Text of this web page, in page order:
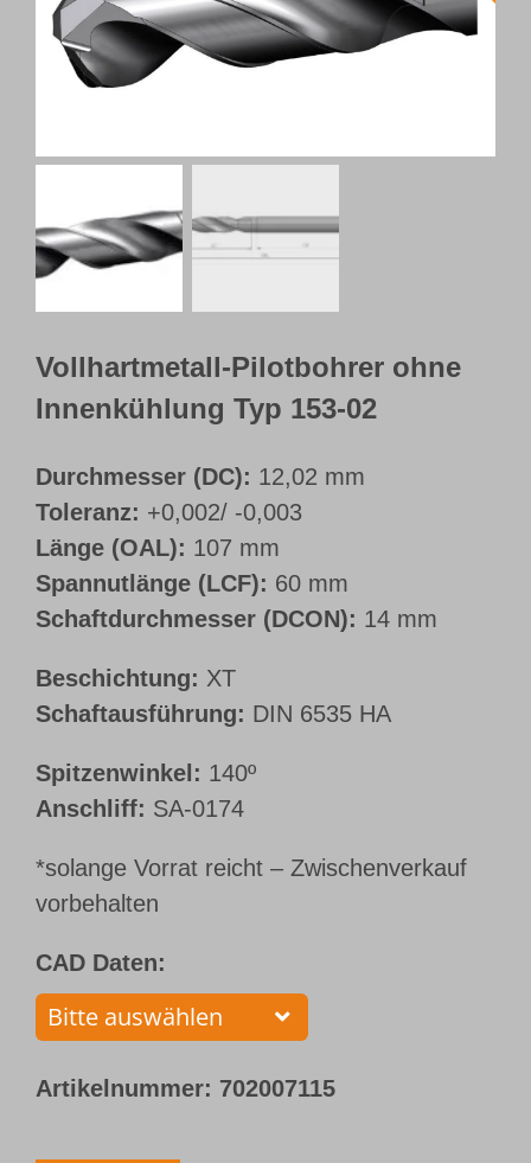
Webshop
Vollhartmetall-Pilotbohrer ohne
Innenkühlung Typ 153-02
Durchmesser (DC): 12,02 mm
Toleranz: +0,002/ -0,003
Länge (OAL): 107 mm
Spannutlänge (LCF): 60 mm
Schaftdurchmesser (DCON): 14 mm
Beschichtung: XT
Schaftausführung: DIN 6535 HA
Spitzenwinkel: 140º
Anschliff: SA-0174
*solange Vorrat reicht – Zwischenverkauf
vorbehalten
CAD Daten:
Artikelnummer: 702007115